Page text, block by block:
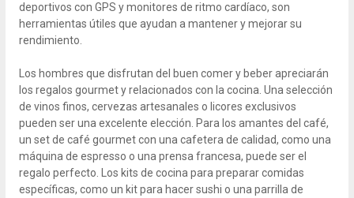
deportivos con GPS y monitores de ritmo cardíaco, son
herramientas útiles que ayudan a mantener y mejorar su
rendimiento.
Los hombres que disfrutan del buen comer y beber apreciarán
los regalos gourmet y relacionados con la cocina. Una selección
de vinos finos, cervezas artesanales o licores exclusivos
pueden ser una excelente elección. Para los amantes del café,
un set de café gourmet con una cafetera de calidad, como una
máquina de espresso o una prensa francesa, puede ser el
regalo perfecto. Los kits de cocina para preparar comidas
específicas, como un kit para hacer sushi o una parrilla de